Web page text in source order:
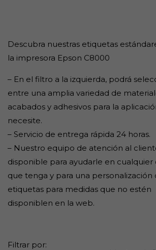
Descubra nuestras etiquetas
la impresora Epson C8000
– En el filtro a la izquierda, podrá
entre una amplia variedad de
acabados y adhesivos para la
necesite.
– Servicio de entrega rápida 24 horas.
– Nuestro equipo de atención al
disponible para ayudarle en cualquier
que tenga y para una personalización
etiquetas para medidas que no estén
disponiblen en la web.
Filtrar por: